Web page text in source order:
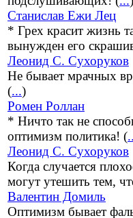
Станислав Ежи Лец
* Грех красит жизнь
вынужден его
Леонид С. Сухоруков
Не бывает мрачных
(...)
Ромен Роллан
* Ничто так не
оптимизм политика! (
Леонид С. Сухоруков
Когда случается
могут утешить тем,
Валентин Домиль
Оптимизм бывает